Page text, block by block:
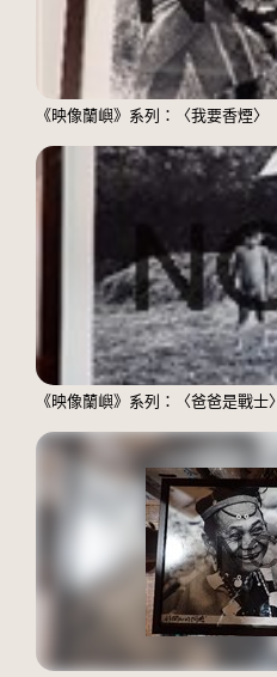
《映像蘭嶼》系列：〈我要香煙〉
《映像蘭嶼》系列：〈爸爸是戰士〉